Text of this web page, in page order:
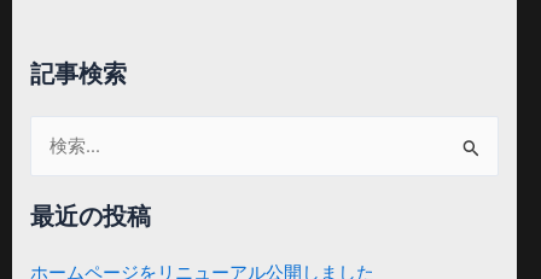
記事検索
索
対
象:
最近の投稿
ホームページをリニューアル公開しました